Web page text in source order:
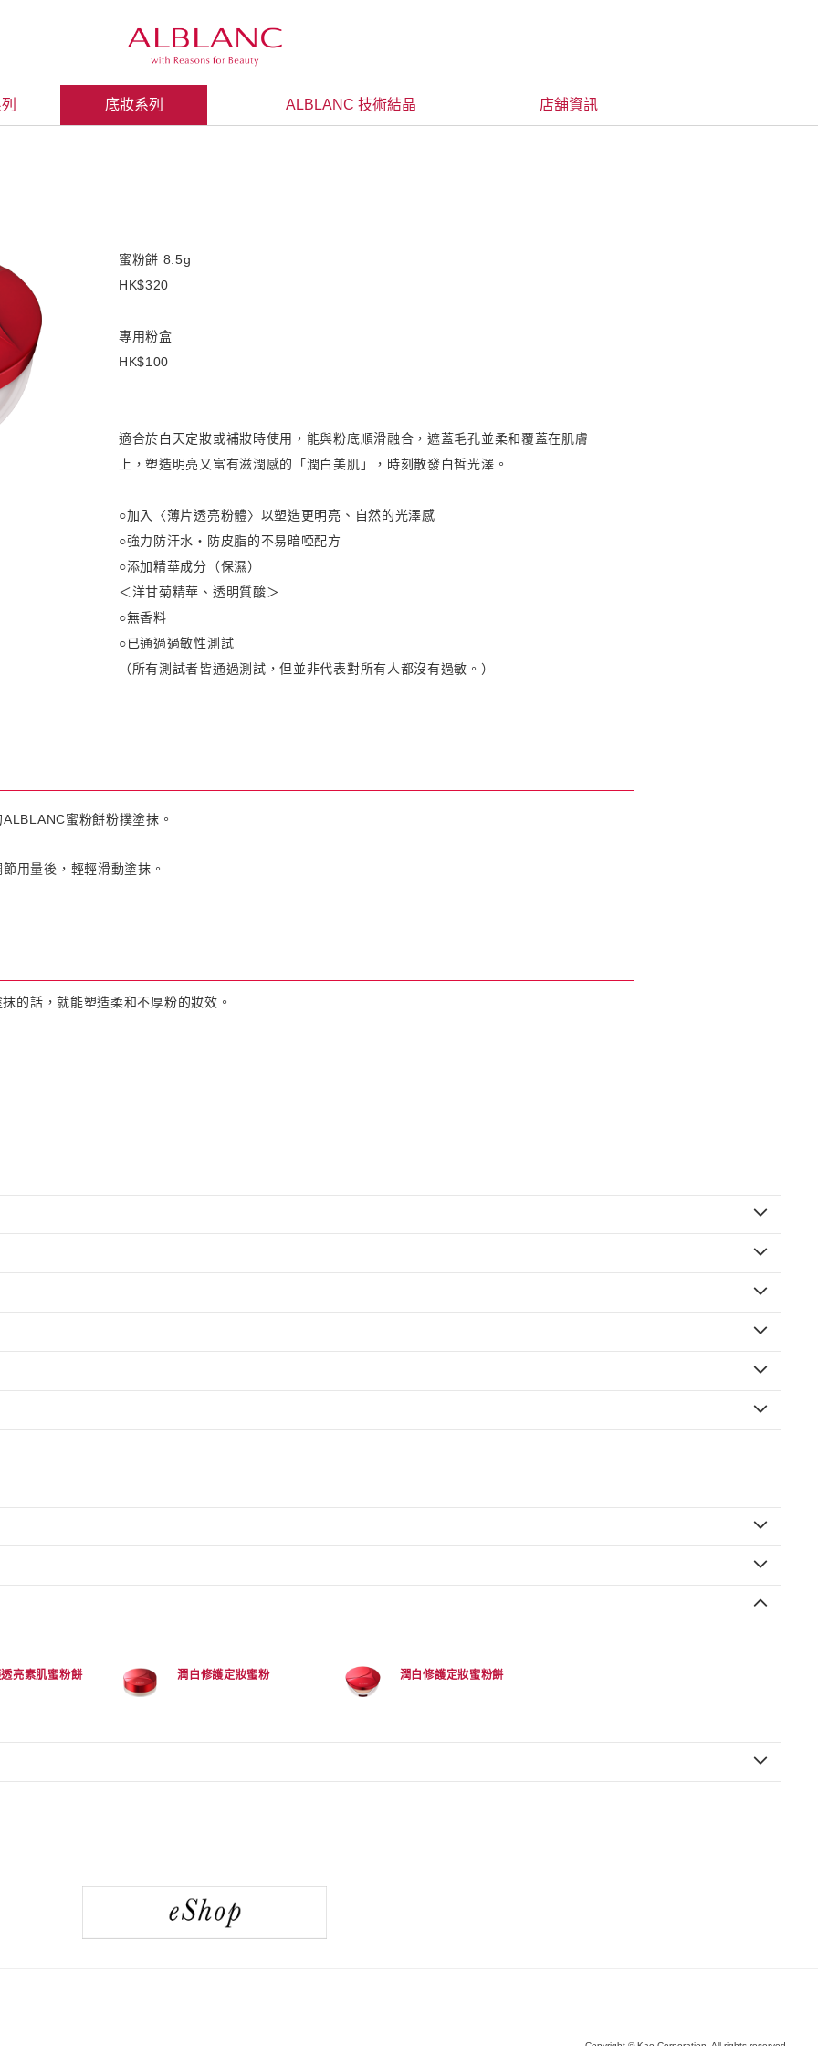
底妝系列 ALBLANC 技術結晶 店舖資訊
蜜粉餅 8.5g
HK$320
專用粉盒
HK$100
適合於白天定妝或補妝時使用，能與粉底順滑融合，遮蓋毛孔並柔和覆蓋在肌膚
上，塑造明亮又富有滋潤感的「潤白美肌」，時刻散發白皙光澤。
○加入〈薄片透亮粉體〉以塑造更明亮、自然的光澤感
○強力防汗水・防皮脂的不易暗啞配方
○添加精華成分（保濕）
＜洋甘菊精華、透明質酸＞
○無香料
○已通過過敏性測試
（所有測試者皆通過測試，但並非代表對所有人都沒有過敏。）
蜜粉餅粉撲塗抹。
用量後，輕輕滑動塗抹。
的話，就能塑造柔和不厚粉的妝效。
亮素肌蜜粉餅 潤白修護定妝蜜粉 潤白修護定妝蜜粉餅